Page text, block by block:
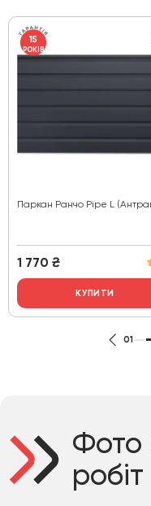
15
РОКІВ
Паркан Ранчо Pipe L
1 770 ₴
КУПИТИ
01
Фото
робіт